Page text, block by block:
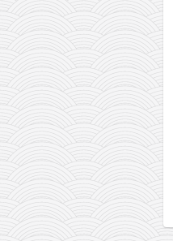
nunchaku
bo
tonfa
sai
timbei rochin
tsunami dojo
program
snimci nastupa
galerija kluba